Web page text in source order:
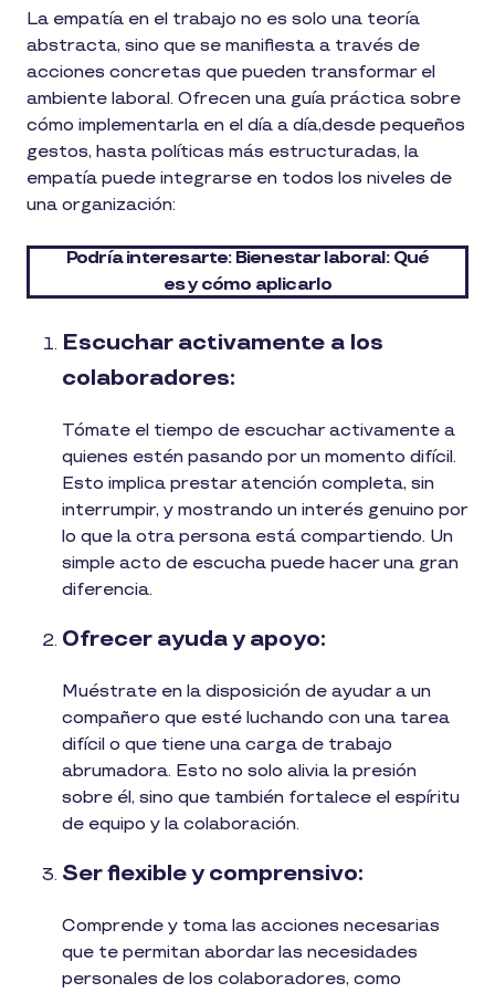
La empatía en el trabajo no es solo una teoría
abstracta, sino que se manifiesta a través de
acciones concretas que pueden transformar el
ambiente laboral. Ofrecen una guía práctica sobre
cómo implementarla en el día a día,desde pequeños
gestos, hasta políticas más estructuradas, la
empatía puede integrarse en todos los niveles de
una organización:
Podría interesarte: Bienestar laboral: Qué
es y cómo aplicarlo
Escuchar activamente a los
colaboradores:
Tómate el tiempo de escuchar activamente a
quienes estén pasando por un momento difícil.
Esto implica prestar atención completa, sin
interrumpir, y mostrando un interés genuino por
lo que la otra persona está compartiendo. Un
simple acto de escucha puede hacer una gran
diferencia.
Ofrecer ayuda y apoyo:
Muéstrate en la disposición de ayudar a un
compañero que esté luchando con una tarea
difícil o que tiene una carga de trabajo
abrumadora. Esto no solo alivia la presión
sobre él, sino que también fortalece el espíritu
de equipo y la colaboración.
Ser flexible y comprensivo:
Comprende y toma las acciones necesarias
que te permitan abordar las necesidades
personales de los colaboradores, como